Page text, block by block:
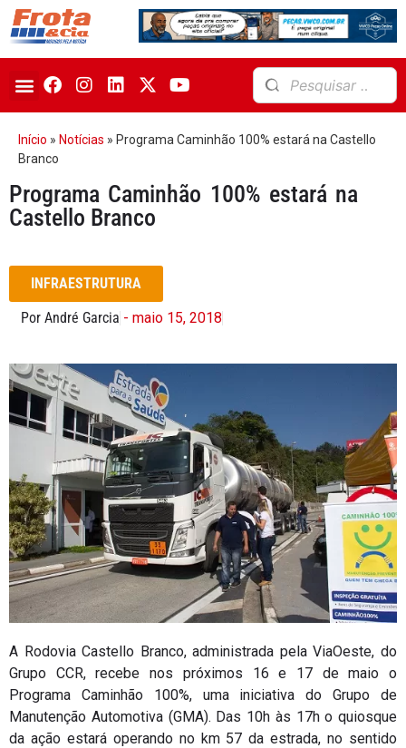
Início » Notícias » Programa Caminhão 100% estará na Castello
Branco
Programa Caminhão 100% estará na
Castello Branco
INFRAESTRUTURA
Por André Garcia - maio 15, 2018
A Rodovia Castello Branco, administrada pela ViaOeste, do
Grupo CCR, recebe nos próximos 16 e 17 de maio o
Programa Caminhão 100%, uma iniciativa do Grupo de
Manutenção Automotiva (GMA). Das 10h às 17h o quiosque
da ação estará operando no km 57 da estrada, no sentido